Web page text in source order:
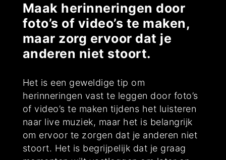
Maak herinneringen door
foto’s of video’s te maken,
maar zorg ervoor dat je
anderen niet stoort.
Het is een geweldige tip om
herinneringen vast te leggen door foto’s
of video’s te maken tijdens het luisteren
naar live muziek, maar het is belangrijk
om ervoor te zorgen dat je anderen niet
stoort. Het is begrijpelijk dat je graag